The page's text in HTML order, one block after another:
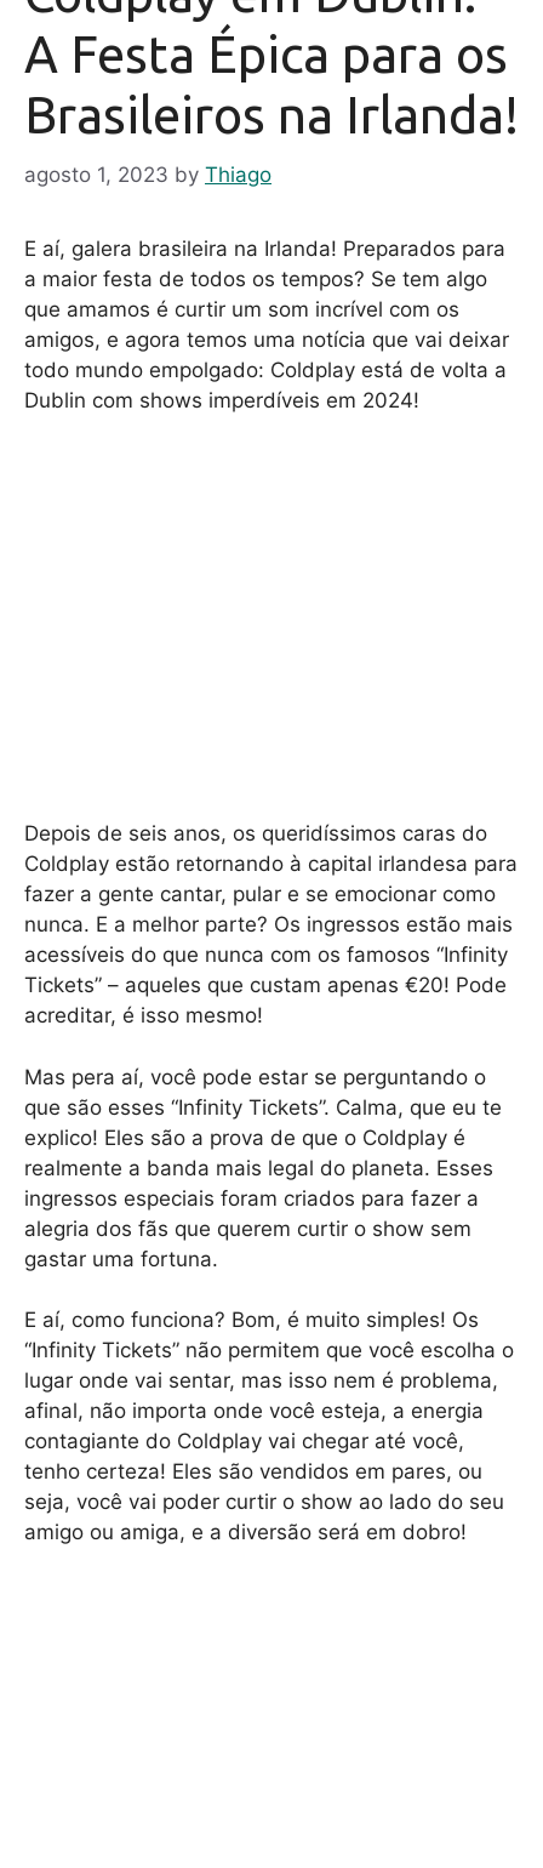
A Festa Épica para os
Brasileiros na Irlanda!
agosto 1, 2023 by Thiago
E aí, galera brasileira na Irlanda! Preparados para
a maior festa de todos os tempos? Se tem algo
que amamos é curtir um som incrível com os
amigos, e agora temos uma notícia que vai deixar
todo mundo empolgado: Coldplay está de volta a
Dublin com shows imperdíveis em 2024!
Depois de seis anos, os queridíssimos caras do
Coldplay estão retornando à capital irlandesa para
fazer a gente cantar, pular e se emocionar como
nunca. E a melhor parte? Os ingressos estão mais
acessíveis do que nunca com os famosos “Infinity
Tickets” – aqueles que custam apenas €20! Pode
acreditar, é isso mesmo!
Mas pera aí, você pode estar se perguntando o
que são esses “Infinity Tickets”. Calma, que eu te
explico! Eles são a prova de que o Coldplay é
realmente a banda mais legal do planeta. Esses
ingressos especiais foram criados para fazer a
alegria dos fãs que querem curtir o show sem
gastar uma fortuna.
E aí, como funciona? Bom, é muito simples! Os
“Infinity Tickets” não permitem que você escolha o
lugar onde vai sentar, mas isso nem é problema,
afinal, não importa onde você esteja, a energia
contagiante do Coldplay vai chegar até você,
tenho certeza! Eles são vendidos em pares, ou
seja, você vai poder curtir o show ao lado do seu
amigo ou amiga, e a diversão será em dobro!